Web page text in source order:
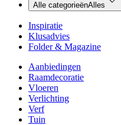
Alle categorieënAlles
Inspiratie
Klusadvies
Folder & Magazine
Aanbiedingen
Raamdecoratie
Vloeren
Verlichting
Verf
Tuin